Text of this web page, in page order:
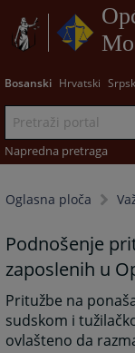
Bosanski Hrvatski
Napredna pretraga
Oglasna ploča
Podnošenje
zaposlenih u
Pritužbe na
sudskom i
ovlašteno da